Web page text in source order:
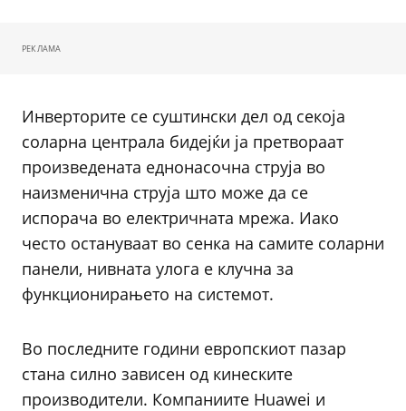
РЕКЛАМА
Инверторите се суштински дел од секоја
соларна централа бидејќи ја претвораат
произведената еднонасочна струја во
наизменична струја што може да се
испорача во електричната мрежа. Иако
често остануваат во сенка на самите соларни
панели, нивната улога е клучна за
функционирањето на системот.
Во последните години европскиот пазар
стана силно зависен од кинеските
производители. Компаниите Huawei и